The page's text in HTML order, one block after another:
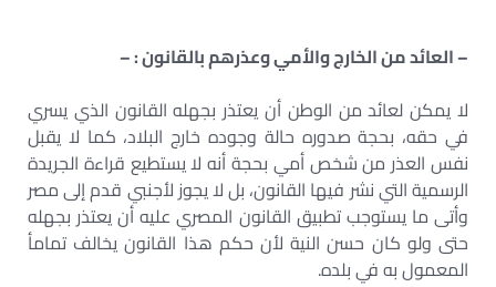
– العائد من الخارج والأمي وعذرهم بالقانون : –
لا يمكن لعائد من الوطن أن يعتذر بجهله القانون الذي يسري
في حقه، بحجة صدوره حالة وجوده خارج البلاد، كما لا يقبل
نفس العذر من شخص أمي بحجة أنه لا يستطيع قراءة الجريدة
الرسمية التي نشر فيها القانون، بل لا يجوز لأجنبي قدم إلى مصر
وأتى ما يستوجب تطبيق القانون المصري عليه أن يعتذر بجهله
حتى ولو كان حسن النية لأن حكم هذا القانون يخالف تمامأ
المعمول به في بلده.